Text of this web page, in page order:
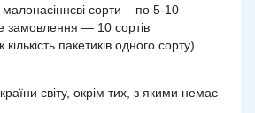
сорти – по 5-10
замовлення — 10 сортів
пакетиків одного сорту).
світу, окрім тих, з якими немає